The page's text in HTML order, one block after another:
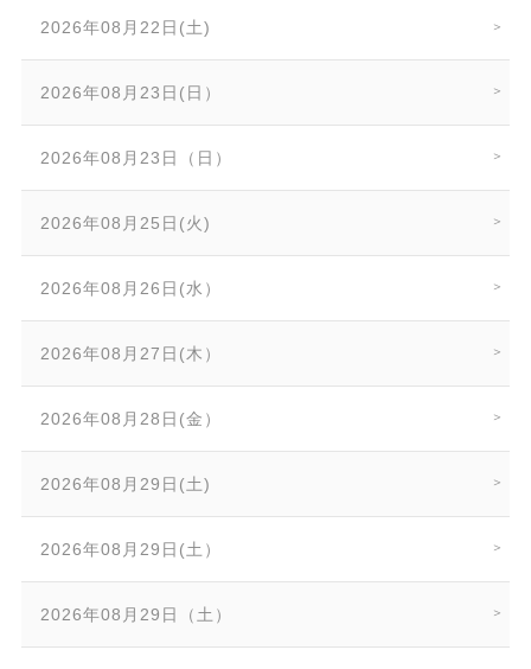
2026年08月22日(土)
2026年08月23日(日）
2026年08月23日（日）
2026年08月25日(火)
2026年08月26日(水）
2026年08月27日(木）
2026年08月28日(金）
2026年08月29日(土)
2026年08月29日(土）
2026年08月29日（土）